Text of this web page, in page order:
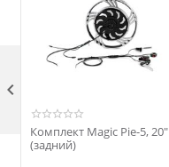
Комплект Magic Pie-5, 20"
(задний)
